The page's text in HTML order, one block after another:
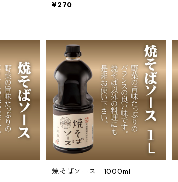
¥270
焼そばソース 1000ml